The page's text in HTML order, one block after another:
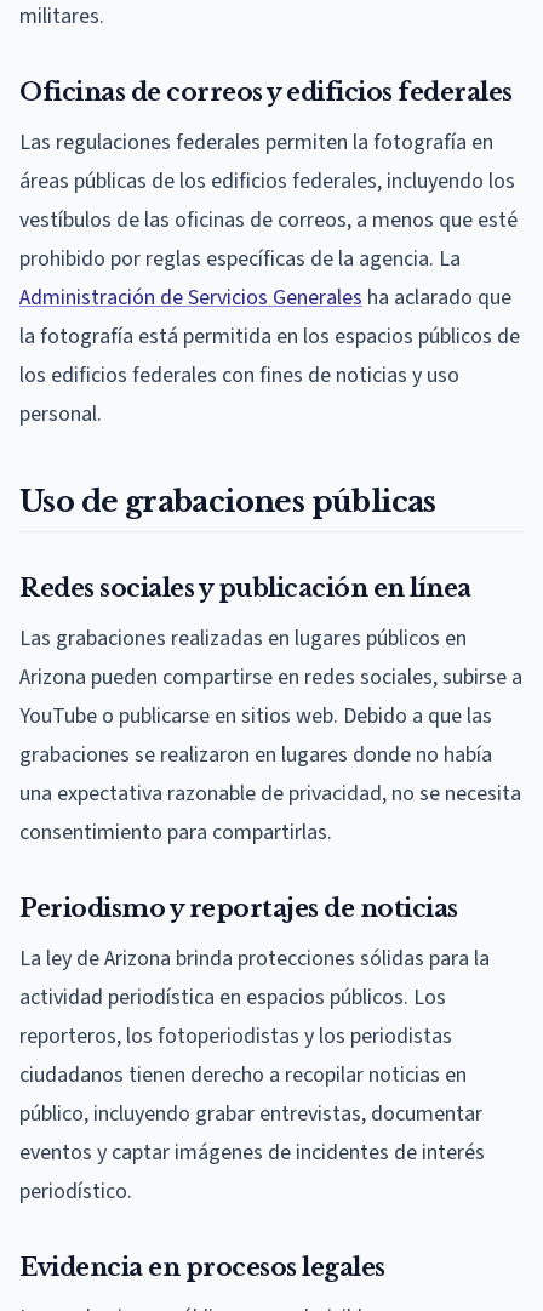
militares.
Oficinas de correos y edificios federales
Las regulaciones federales permiten la fotografía en
áreas públicas de los edificios federales, incluyendo los
vestíbulos de las oficinas de correos, a menos que esté
prohibido por reglas específicas de la agencia. La
Administración de Servicios Generales ha aclarado que
la fotografía está permitida en los espacios públicos de
los edificios federales con fines de noticias y uso
personal.
Uso de grabaciones públicas
Redes sociales y publicación en línea
Las grabaciones realizadas en lugares públicos en
Arizona pueden compartirse en redes sociales, subirse a
YouTube o publicarse en sitios web. Debido a que las
grabaciones se realizaron en lugares donde no había
una expectativa razonable de privacidad, no se necesita
consentimiento para compartirlas.
Periodismo y reportajes de noticias
La ley de Arizona brinda protecciones sólidas para la
actividad periodística en espacios públicos. Los
reporteros, los fotoperiodistas y los periodistas
ciudadanos tienen derecho a recopilar noticias en
público, incluyendo grabar entrevistas, documentar
eventos y captar imágenes de incidentes de interés
periodístico.
Evidencia en procesos legales